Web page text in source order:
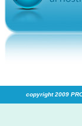
copyright 2009